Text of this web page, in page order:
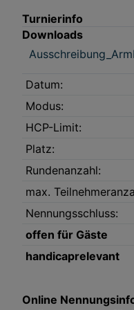
Turnierinfo
Downloads
Datum:
Modus:
HCP-Limit:
Platz:
Rundenanzahl:
max.
Nennungsschluss:
offen für Gäste
handicaprelevant
Online